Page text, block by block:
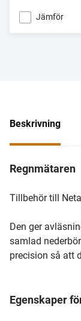
Jämför
Beskrivning
Regnmätaren
Tillbehör till
Den ger
samlad
precision så att
Egenskaper